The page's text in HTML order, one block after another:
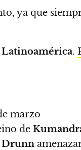
ya que
Latinoamérica.
marzo
de
Drunn